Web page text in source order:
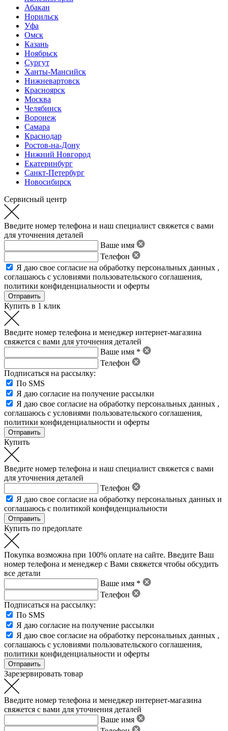
Абакан
Норильск
Уфа
Омск
Казань
Ноябрьск
Сургут
Ханты-Мансийск
Нижневартовск
Красноярск
Москва
Челябинск
Воронеж
Самара
Краснодар
Ростов-на-Дону
Нижний Новгород
Екатеринбург
Санкт-Петербург
Новосибирск
Сервисный центр
Введите номер телефона и наш специалист свяжется с вами
для уточнения деталей
Ваше имя
Телефон
Я даю свое согласие на обработку персональных данных ,
соглашаюсь с условиями пользовательского соглашения,
политики конфиденциальности и оферты
Купить в 1 клик
Введите номер телефона и менеджер интернет-магазина
свяжется с вами для уточнения деталей
Ваше имя *
Телефон
Подписаться на рассылку:
По SMS
Я даю согласие на получение рассылки
Я даю свое согласие на обработку персональных данных ,
соглашаюсь с условиями пользовательского соглашения,
политики конфиденциальности и оферты
Купить
Введите номер телефона и наш специалист свяжется с вами
для уточнения деталей
Телефон
Я даю свое согласие на обработку персональных данных и
соглашаюсь с политикой конфиденциальности
Купить по предоплате
Покупка возможна при 100% оплате на сайте. Введите Ваш
номер телефона и менеджер с Вами свяжется чтобы обсудить
все детали
Ваше имя *
Телефон
Подписаться на рассылку:
По SMS
Я даю согласие на получение рассылки
Я даю свое согласие на обработку персональных данных ,
соглашаюсь с условиями пользовательского соглашения,
политики конфиденциальности и оферты
Зарезервировать товар
Введите номер телефона и менеджер интернет-магазина
свяжется с вами для уточнения деталей
Ваше имя